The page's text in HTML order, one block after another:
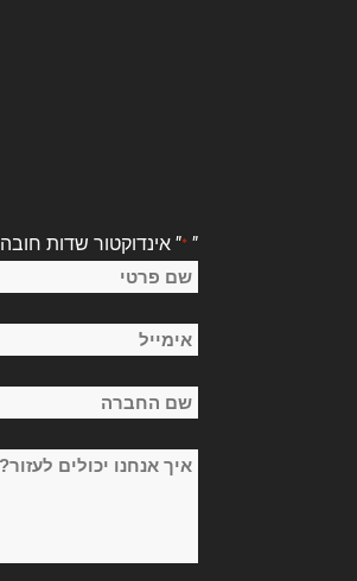
"
*" אינדוקטור שדות חובה
שֵׁם
שם
פרטי
אימייל
שם
*
איך
לעזור?